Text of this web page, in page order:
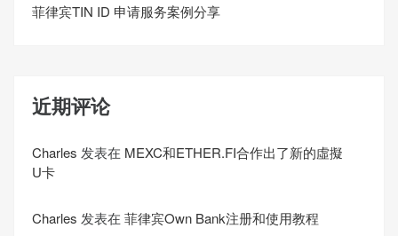
菲律宾TIN ID 申请服务案例分享
近期评论
Charles 发表在 MEXC和ETHER.FI合作出了新的虛擬
U卡
Charles 发表在 菲律宾Own Bank注册和使用教程